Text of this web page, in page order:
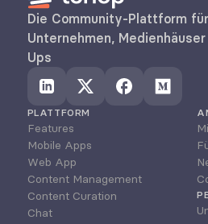
Die Community-Plattform für
Unternehmen,
Ups
PLATTFORM
Features
Mobile Apps
Web App
Content Management
Content Curation
Chat